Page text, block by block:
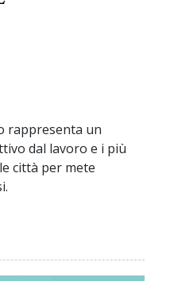
rappresenta un
dal lavoro e i più
città per mete